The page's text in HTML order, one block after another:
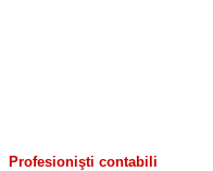
Profesionişti contabili